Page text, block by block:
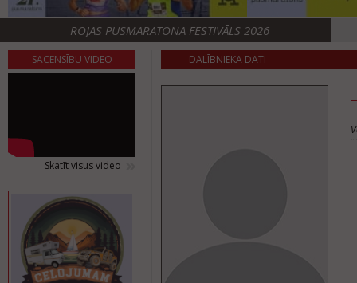
ROJAS PUSMARATONA FESTIVĀLS 2026
SACENSĪBU VIDEO
Skatīt visus video
DALĪBNIEKA DATI